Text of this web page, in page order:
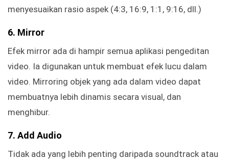
menyesuaikan rasio aspek (4:3, 16:9, 1:1, 9:16, dll.)
6. Mirror
Efek mirror ada di hampir semua aplikasi pengeditan
video. Ia digunakan untuk membuat efek lucu dalam
video. Mirroring objek yang ada dalam video dapat
membuatnya lebih dinamis secara visual, dan
menghibur.
7. Add Audio
Tidak ada yang lebih penting daripada soundtrack atau